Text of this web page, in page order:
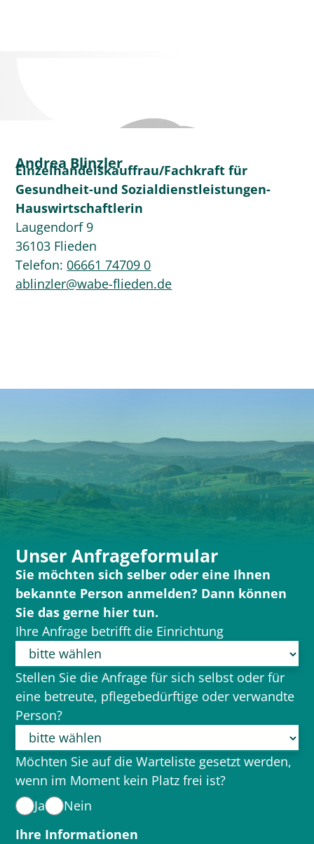
Andrea Blinzler
Einzelhandelskauffrau/Fachkraft für
Gesundheit-und Sozialdienstleistungen-
Hauswirtschaftlerin
Laugendorf 9
36103 Flieden
Telefon: 06661 74709 0
ablinzler@wabe-flieden.de
Unser Anfrageformular
Sie möchten sich selber oder eine Ihnen
bekannte Person anmelden? Dann können
Sie das gerne hier tun.
Ihre Anfrage betrifft die Einrichtung
Stellen Sie die Anfrage für sich selbst oder für
eine betreute, pflegebedürftige oder verwandte
Person?
Möchten Sie auf die Warteliste gesetzt werden,
wenn im Moment kein Platz frei ist?
Ja
Nein
Ihre Informationen